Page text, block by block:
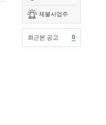
체불사업주
최근본 공고 0